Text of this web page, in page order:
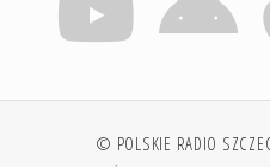
© POLSKIE RADIO